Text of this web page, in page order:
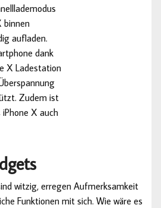
binnen
aufladen.
dank
X Ladestation
Zudem ist
X auch
witzig, erregen Aufmerksamkeit
Funktionen mit sich. Wie wäre es